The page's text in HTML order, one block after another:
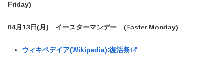
Friday)
04月13日(月) イースターマンデー (Easter Monday)
ウィキペデイア(Wikipedia):復活祭